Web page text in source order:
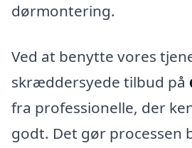
dørmontering.
Ved at benytte vores
skræddersyede tilbud på
fra professionelle, der
godt. Det gør processen